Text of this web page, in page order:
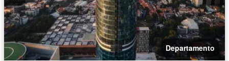
Departamento